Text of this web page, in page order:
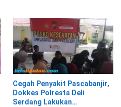
Cegah Penyakit Pascabanjir,
Dokkes Polresta Deli
Serdang Lakukan